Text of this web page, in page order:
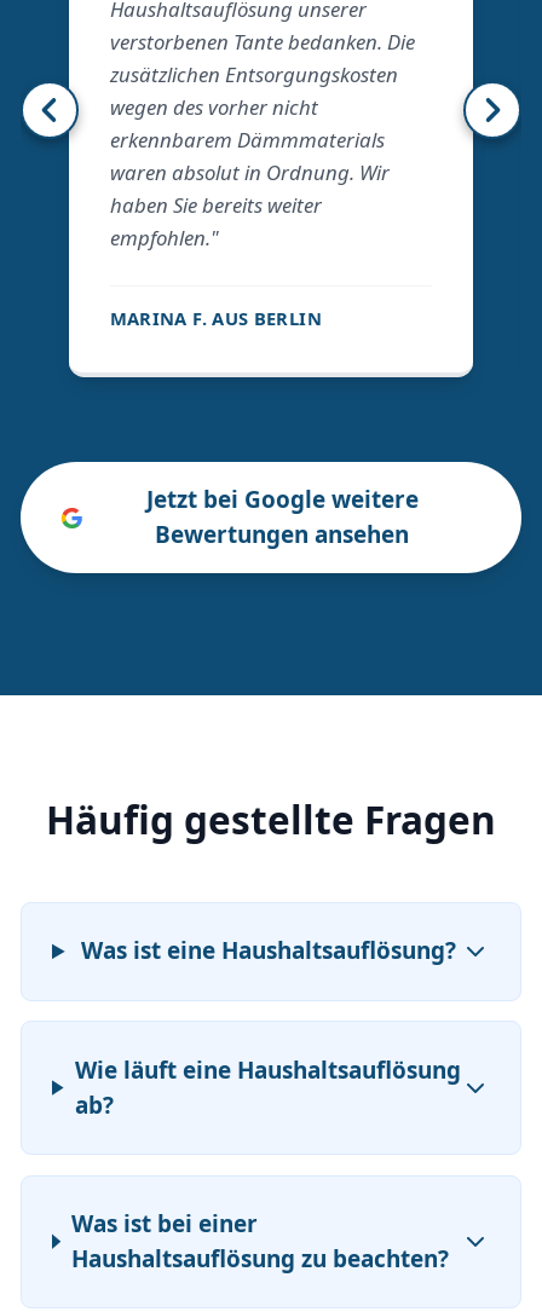
Haushaltsauflösung unserer
verstorbenen Tante bedanken. Die
zusätzlichen Entsorgungskosten
wegen des vorher nicht
erkennbarem Dämmmaterials
waren absolut in Ordnung. Wir
haben Sie bereits weiter
empfohlen."
MARINA F. AUS BERLIN
Jetzt bei Google weitere
Bewertungen ansehen
Häufig gestellte Fragen
Was ist eine Haushaltsauflösung?
Wie läuft eine Haushaltsauflösung
ab?
Was ist bei einer
Haushaltsauflösung zu beachten?